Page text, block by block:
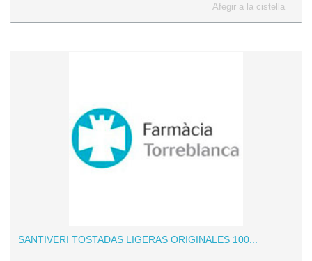
Afegir a la cistella
SANTIVERI TOSTADAS LIGERAS ORIGINALES 100...